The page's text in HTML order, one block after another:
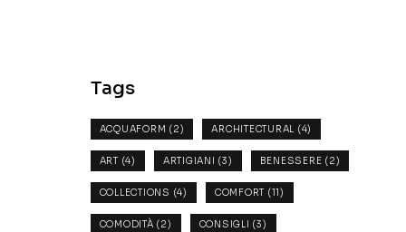
Tags
ACQUAFORM (2) ARCHITECTURAL (4)
ART(4) ARTIGIANI (3) BENESSERE (2)
COLLECTIONS (4) COMFORT (11)
COMODITÀ (2) CONSIGLI (3)